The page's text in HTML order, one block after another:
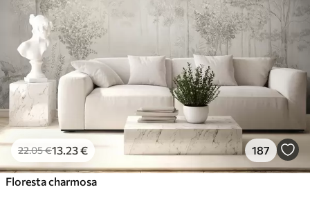
22.05€13 .23€ 187
Floresta charmosa